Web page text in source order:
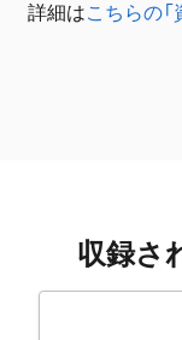
詳細はこちらの
収録さ